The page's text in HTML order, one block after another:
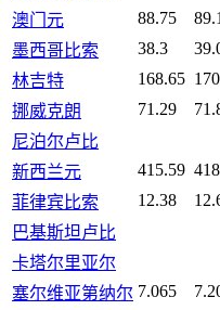
澳门元
88.75
墨西哥比索
38.3
林吉特
168.65
挪威克朗
71.29
尼泊尔卢比
新西兰元
415.59
菲律宾比索
12.38
巴基斯坦卢比
卡塔尔里亚尔
塞尔维亚第纳尔 7.065